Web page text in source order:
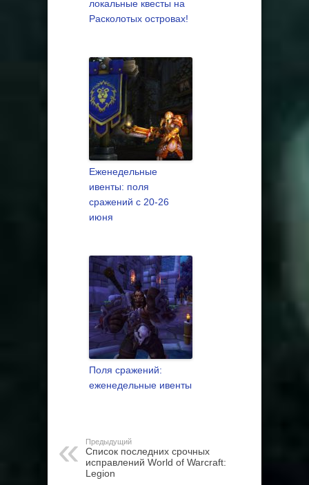
локальные квесты на
Расколотых островах!
Еженедельные
ивенты: поля
сражений с 20-26
июня
Поля сражений:
еженедельные ивенты
Предыдущий
Список последних срочных
исправлений World of Warcraft:
Legion